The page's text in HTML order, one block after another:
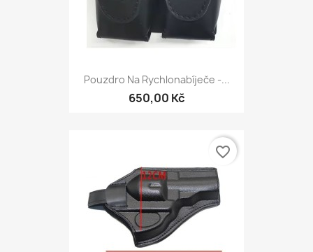
Pouzdro Na Rychlonabíječe -...
650,00 Kč
favorite_border